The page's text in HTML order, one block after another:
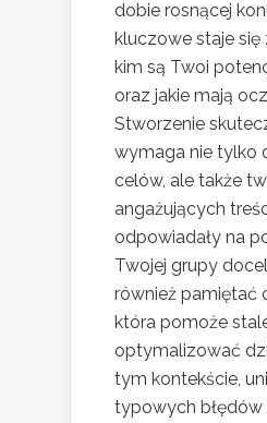
dobie rosnącej
kluczowe staje się
kim są Twoi
oraz jakie mają
Stworzenie
wymaga nie tylko
celów, ale także
angażujących
odpowiadały na
Twojej grupy
również pamiętać
która pomoże
optymalizować
tym kontekście,
typowych błędów